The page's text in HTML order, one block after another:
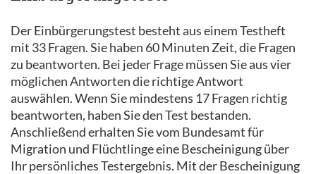
Der Einbürgerungstest besteht aus einem Testheft
mit 33 Fragen. Sie haben 60 Minuten Zeit, die Fragen
zu beantworten. Bei jeder Frage müssen Sie aus vier
möglichen Antworten die richtige Antwort
auswählen. Wenn Sie mindestens 17 Fragen richtig
beantworten, haben Sie den Test bestanden.
Anschließend erhalten Sie vom Bundesamt für
Migration und Flüchtlinge eine Bescheinigung über
Ihr persönliches Testergebnis. Mit der Bescheinigung